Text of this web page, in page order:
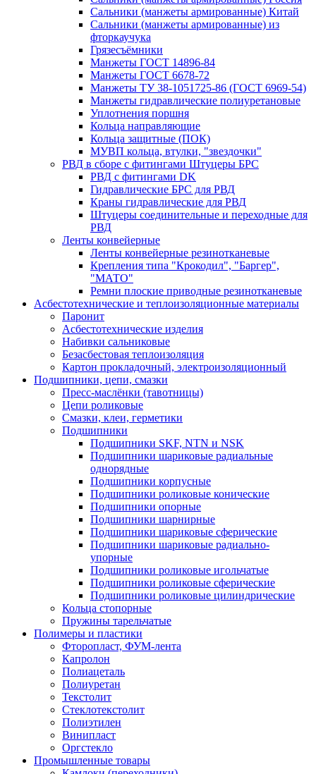
Сальники (манжеты армированные) Китай
Сальники (манжеты армированные) из
фторкаучука
Грязесъёмники
Манжеты ГОСТ 14896-84
Манжеты ГОСТ 6678-72
Манжеты ТУ 38-1051725-86 (ГОСТ 6969-54)
Манжеты гидравлические полиуретановые
Уплотнения поршня
Кольца направляющие
Кольца защитные (ПОК)
МУВП кольца, втулки, "звездочки"
РВД в сборе с фитингами Штуцеры БРС
РВД с фитингами DK
Гидравлические БРС для РВД
Краны гидравлические для РВД
Штуцеры соединительные и переходные для
РВД
Ленты конвейерные
Ленты конвейерные резинотканевые
Крепления типа "Крокодил", "Баргер",
"МАТО"
Ремни плоские приводные резинотканевые
Асбестотехнические и теплоизоляционные материалы
Паронит
Асбестотехнические изделия
Набивки сальниковые
Безасбестовая теплоизоляция
Картон прокладочный, электроизоляционный
Подшипники, цепи, смазки
Пресс-маслёнки (тавотницы)
Цепи роликовые
Смазки, клеи, герметики
Подшипники
Подшипники SKF, NTN и NSK
Подшипники шариковые радиальные
однорядные
Подшипники корпусные
Подшипники роликовые конические
Подшипники опорные
Подшипники шарнирные
Подшипники шариковые сферические
Подшипники шариковые радиально-
упорные
Подшипники роликовые игольчатые
Подшипники роликовые сферические
Подшипники роликовые цилиндрические
Кольца стопорные
Пружины тарельчатые
Полимеры и пластики
Фторопласт, ФУМ-лента
Капролон
Полиацеталь
Полиуретан
Текстолит
Стеклотекстолит
Полиэтилен
Винипласт
Оргстекло
Промышленные товары